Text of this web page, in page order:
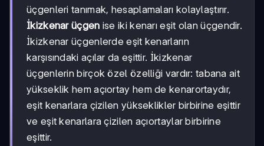
üçgenleri tanımak, hesaplamaları kolaylaştırır.
İkizkenar üçgen ise iki kenarı eşit olan üçgendir.
İkizkenar üçgenlerde eşit kenarların
karşısındaki açılar da eşittir. İkizkenar
üçgenlerin birçok özel özelliği vardır: tabana ait
yükseklik hem açıortay hem de kenarortaydır,
eşit kenarlara çizilen yükseklikler birbirine eşittir
ve eşit kenarlara çizilen açıortaylar birbirine
eşittir.